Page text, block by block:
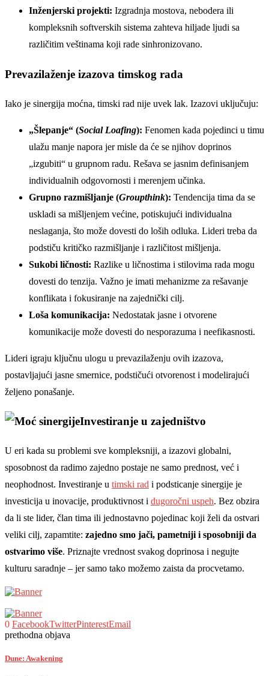
Inženjerski projekti: Izgradnja mostova, nebodera ili
kompleksnih softverskih sistema zahteva hiljade ljudi sa
različitim veštinama koji rade sinhronizovano.
Prevazilaženje izazova timskog rada
Iako je sinergija moćna, timski rad nije uvek lak. Izazovi uključuju:
„Šlepanje“ (Social Loafing): Fenomen kada pojedinci u timu
ulažu manje napora jer misle da će se njihov doprinos
„izgubiti“ u grupnom radu. Rešava se jasnim definisanjem
individualnih odgovornosti i merenjem učinka.
Grupno razmišljanje (Groupthink): Tendencija tima da se
uskladi sa mišljenjem većine, potiskujući individualna
neslaganja, što može dovesti do loših odluka. Lideri treba da
podstiču kritičko razmišljanje i različitost mišljenja.
Sukobi ličnosti: Razlike u ličnostima i stilovima rada mogu
dovesti do tenzija. Važno je imati mehanizme za rešavanje
konflikata i fokusiranje na zajednički cilj.
Loša komunikacija: Nedostatak jasne i otvorene
komunikacije može dovesti do nesporazuma i neefikasnosti.
Lideri igraju ključnu ulogu u prevazilaženju ovih izazova,
postavljajući jasne smernice, podstičući otvorenost i modelirajući
željeno ponašanje.
Investiranje u zajedništvo
U eri kada su problemi sve kompleksniji, a izazovi globalni,
sposobnost da radimo zajedno postaje ne samo prednost, već i
neophodnost. Investiranje u timski rad i podsticanje sinergije je
investicija u inovacije, produktivnost i dugoročni uspeh. Bez obzira
da li ste lider, član tima ili jednostavno pojedinac koji želi da ostvari
veliki cilj, zapamtite: zajedno smo jači, pametniji i sposobniji da
ostvarimo više. Priznajte vrednost svakog doprinosa i negujte
kulturu saradnje – jer samo tako možemo zaista da procvetamo.
0 FacebookTwitterPinterestEmail
prethodna objava
Dune: Awakening